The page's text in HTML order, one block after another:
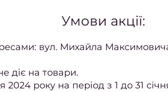
Умови акції:
вул. Михайла
діє на товари.
року на період з 1 до 31